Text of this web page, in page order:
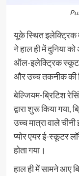
यूके स्थित इलेक्ट्रिक
ने हाल ही में दुनिया
ऑल-इलेक्ट्रिक स्कूटर
और उच्च तकनीक की
बेल्जियम-ब्रिटिश
द्वारा शुरू किया
उच्च मात्रा वाले
प्योर एयर ई-स्कूटर
होता गया।
हाल ही में सामने आए